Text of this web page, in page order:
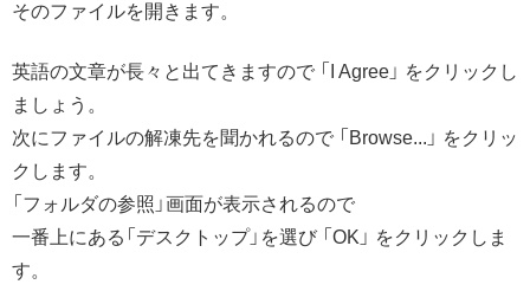
そのファイルを開きます。
英語の文章が長々と出てきますので 「I Agree」 をクリックし
ましょう。
次にファイルの解凍先を聞かれるので 「Browse...」 をクリッ
クします。
「フォルダの参照」画面が表示されるので
一番上にある「デスクトップ」を選び 「OK」 をクリックしま
す。